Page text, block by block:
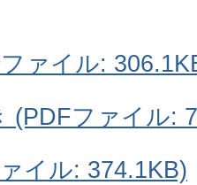
ァイル:
(PDFファイル:
イル: 374.1KB)